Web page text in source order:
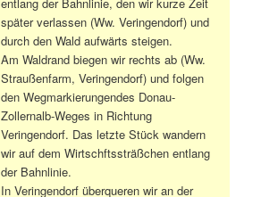
später verlassen (Ww. Veringendorf) und
durch den Wald aufwärts steigen.
Am Waldrand biegen wir rechts ab (Ww.
Straußenfarm, Veringendorf) und folgen
den Wegmarkierungendes Donau-
Zollernalb-Weges in Richtung
Veringendorf. Das letzte Stück wandern
wir auf dem Wirtschftssträßchen entlang
der Bahnlinie.
In Veringendorf überqueren wir an der